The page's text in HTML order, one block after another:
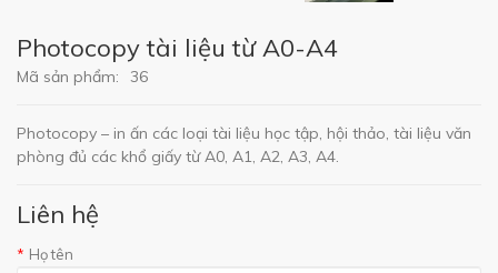
Photocopy tài liệu từ A0-A4
Mã sản phẩm: 36
Photocopy – in ấn các loại tài liệu học tập, hội thảo, tài liệu văn
phòng đủ các khổ giấy từ A0, A1, A2, A3, A4.
Liên hệ
Họ tên